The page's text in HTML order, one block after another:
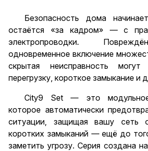
Безопасность дома
остаётся «за кадром» — с
электропроводки.
одновременное включение
скрытая неисправность могут
перегрузку, короткое замыкание и
City9 Set — это модульное
которое автоматически
ситуации, защищая вашу сеть
коротких замыканий — ещё до
заметить угрозу. Серия создана